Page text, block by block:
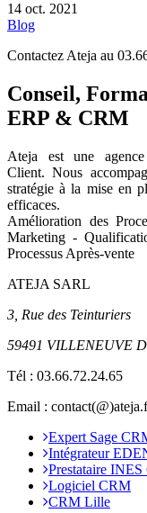
14 oct. 2021
Blog
Contactez Ateja au
Conseil,
ERP & CRM
Ateja est une
Client.Nous
stratégie à la mise en
efficaces.
Amélioration des
Marketing -
Processus Après-vente
ATEJA SARL
3, Rue des Teinturiers
59491 VILLENEUVE
Tél : 03.66.72.24.65
Email :
Expert Sage
Intégrateur
Prestataire
Logiciel CRM
CRM Lille